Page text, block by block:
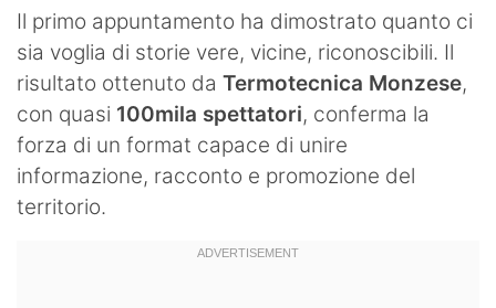
Il primo appuntamento ha dimostrato quanto ci
sia voglia di storie vere, vicine, riconoscibili. Il
risultato ottenuto da Termotecnica Monzese,
con quasi 100mila spettatori, conferma la
forza di un format capace di unire
informazione, racconto e promozione del
territorio.